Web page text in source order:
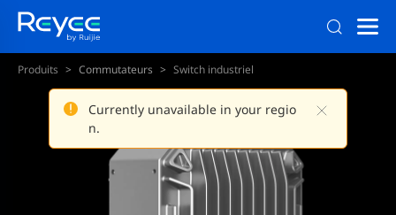
Currently unavailable in your regio
n.
Produits Commutateurs Switch industriel